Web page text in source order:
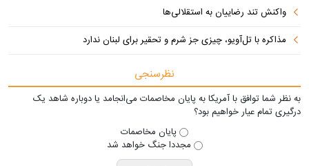
واکنش تند رضاییان به استقلالی‌ها
مذاکره با تل‌آویو، چیزی جز شرم و تحقیر برای لبنان ندارد
نظرسنجی
به نظر شما توافق با آمریکا به پایان مخاصمات می‌انجامد یا دوباره شاهد یک
درگیری تمام عیار خواهیم بود؟
پایان مخاصمات
مجددا جنگ خواهد شد